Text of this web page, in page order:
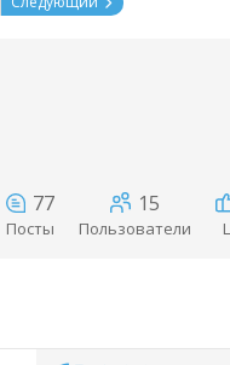
77
Посты
15
Пользователи